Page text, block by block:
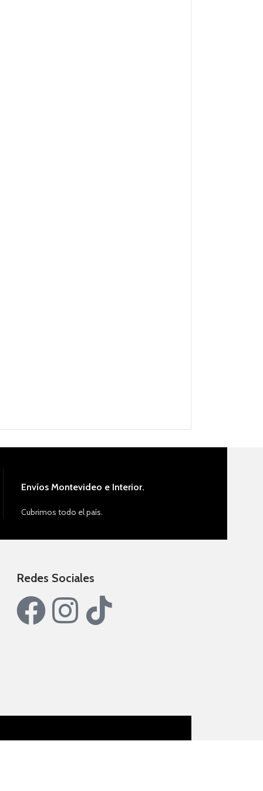
Envíos Montevideo e Interior.
Cubrimos todo el país.
Redes Sociales